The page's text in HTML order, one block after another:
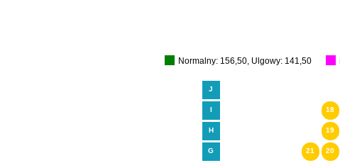
Normalny: 156,50, Ulgowy: 141,50
J
I 18
H 19
G 21 20